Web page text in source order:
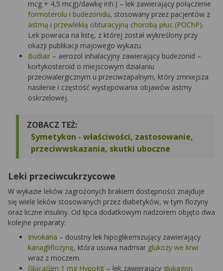
mcg + 4,5 mcg)/dawkę inh.) – lek zawierający połączenie
formoterolu i budezonidu, stosowany przez pacjentów z
astmą i przewlekłą obturacyjną chorobą płuc (POChP).
Lek powraca na listę, z której został wykreślony przy
okazji publikacji majowego wykazu.
Budiair – aerozol inhalacyjny zawierający budezonid –
kortykosteroid o miejscowym działaniu
przeciwalergicznym u przeciwzapalnym, który zmniejsza
nasilenie i częstość występowania objawów astmy
oskrzelowej.
ZOBACZ TEŻ:
Symetykon - właściwości, zastosowanie,
przeciwwskazania, skutki uboczne
Leki przeciwcukrzycowe
W wykazie leków zagrożonych brakiem dostępności znajduje
się wiele leków stosowanych przez diabetyków, w tym flozyny
oraz liczne insuliny. Od lipca dodatkowym nadzorem objęto dwa
kolejne preparaty:
Invokana – doustny lek hipoglikemizujący zawierający
kanagliflozynę, która usuwa nadmiar glukozy we krwi
wraz z moczem.
GlucaGen 1 mg HypoKit – lek zawierający glukagon